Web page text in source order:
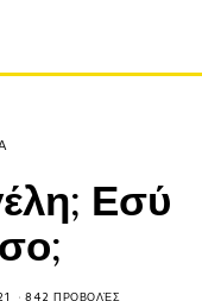
Εσύ
842 ΠΡΟΒΟΛΈΣ